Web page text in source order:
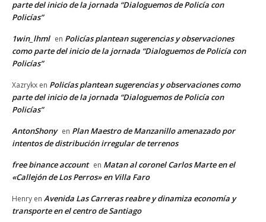
parte del inicio de la jornada “Dialoguemos de Policía con
Policías”
1win_lhml en Policías plantean sugerencias y observaciones
como parte del inicio de la jornada “Dialoguemos de Policía con
Policías”
Xazrykx en Policías plantean sugerencias y observaciones como
parte del inicio de la jornada “Dialoguemos de Policía con
Policías”
AntonShony en Plan Maestro de Manzanillo amenazado por
intentos de distribución irregular de terrenos
free binance account en Matan al coronel Carlos Marte en el
«Callejón de Los Perros» en Villa Faro
Henry en Avenida Las Carreras reabre y dinamiza economía y
transporte en el centro de Santiago